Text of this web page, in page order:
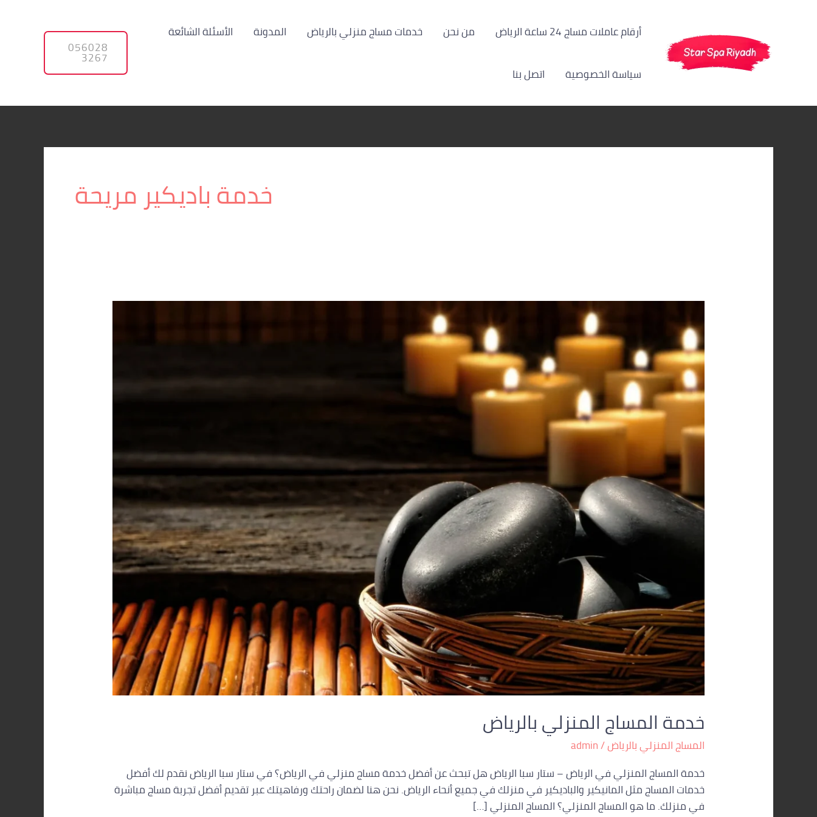
أرقام عاملات مساج 24 ساعة الرياض من نحن خدمات مساج منزلي بالرياض المدونة الأسئلة الشائعة
سياسة الخصوصية اتصل بنا
056028
3267
خدمة باديكير مريحة
خدمة المساج المنزلي بالرياض
المساج المنزلي بالرياض/
admin
خدمة المساج المنزلي في الرياض – ستار سبا الرياض هل تبحث عن أفضل خدمة مساج منزلي في الرياض؟ في ستار سبا الرياض نقدم لك أفضل
خدمات المساج مثل المانيكير والباديكير في منزلك في جميع أنحاء الرياض. نحن هنا لضمان راحتك ورفاهيتك عبر تقديم أفضل تجربة مساج مباشرة
في منزلك. ما هو المساج المنزلي؟ المساج المنزلي […]
المساج
المنزلي
بالرياض